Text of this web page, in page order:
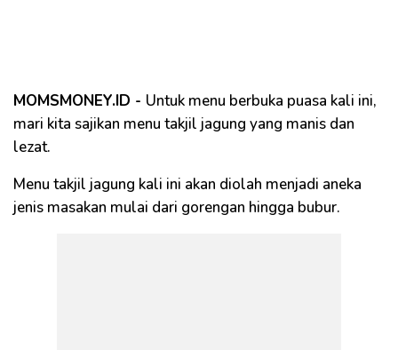
MOMSMONEY.ID - Untuk menu berbuka puasa kali ini,
mari kita sajikan menu takjil jagung yang manis dan
lezat.
Menu takjil jagung kali ini akan diolah menjadi aneka
jenis masakan mulai dari gorengan hingga bubur.